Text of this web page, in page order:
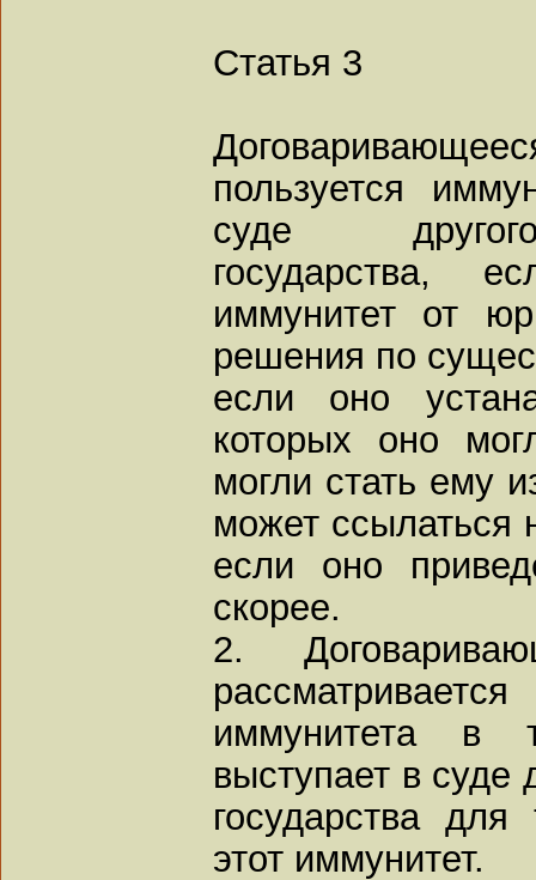
Статья 3
пользуется
суде
государства,
иммунитет от
решения по
если оно
которых оно
могли стать ему
может ссылаться
если оно
скорее.
2.
иммунитета в
выступает в суде
государства
этот иммунитет.